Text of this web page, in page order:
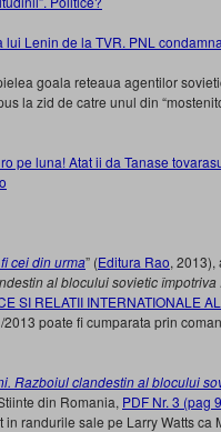
Lenin de la TVR. PNL
goala reteaua agentilor
la zid de catre unul din
pe luna! Atat ii da Tanase
cei din urma” (Editura Rao, 2013),
al blocului sovietic împotriva
SI RELATII INTERNATIONALE
2013 poate fi cumparata prin
Razboiul clandestin al blocului
din Romania, PDF Nr. 3 (pag
randurile sale pe Larry Watts ca